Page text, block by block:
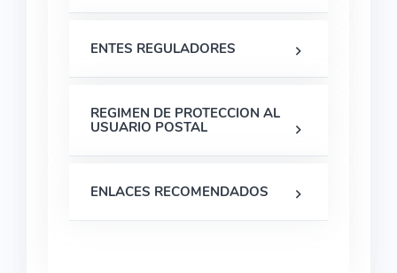
ENTES REGULADORES
REGIMEN DE PROTECCION AL
USUARIO POSTAL
ENLACES RECOMENDADOS